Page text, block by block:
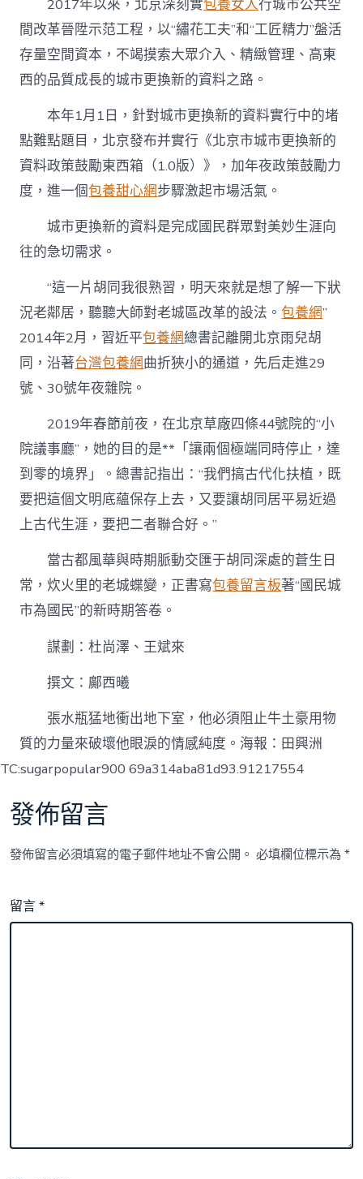
2017年以來，北京深刻實包養女人行城市公共空
間改革晉陞示范工程，以“繡花工夫”和“工匠精力”盤活
存量空間資本，不竭摸索大眾介入、精緻管理、高東
西的品質成長的城市更換新的資料之路。
本年1月1日，針對城市更換新的資料實行中的堵
點難點題目，北京發布并實行《北京市城市更換新的
資料政策鼓勵東西箱（1.0版）》，加年夜政策鼓勵力
度，進一個包養甜心網步驟激起市場活氣。
城市更換新的資料是完成國民群眾對美妙生涯向
往的急切需求。
“這一片胡同我很熟習，明天來就是想了解一下狀
況老鄰居，聽聽大師對老城區改革的設法。包養網”
2014年2月，習近平包養網總書記離開北京雨兒胡
同，沿著台灣包養網曲折狹小的通道，先后走進29
號、30號年夜雜院。
2019年春節前夜，在北京草廠四條44號院的“小
院議事廳”，她的目的是**「讓兩個極端同時停止，達
到零的境界」。總書記指出：“我們搞古代化扶植，既
要把這個文明底蘊保存上去，又要讓胡同居平易近過
上古代生涯，要把二者聯合好。”
當古都風華與時期脈動交匯于胡同深處的蒼生日
常，炊火里的老城蝶變，正書寫包養留言板著“國民城
市為國民”的新時期答卷。
謀劃：杜尚澤、王斌來
撰文：鄺西曦
張水瓶猛地衝出地下室，他必須阻止牛土豪用物
質的力量來破壞他眼淚的情感純度。海報：田興洲
TC:sugarpopular900 69a314aba81d93.91217554
發佈留言
發佈留言必須填寫的電子郵件地址不會公開。 必填欄位標示為*
留言*